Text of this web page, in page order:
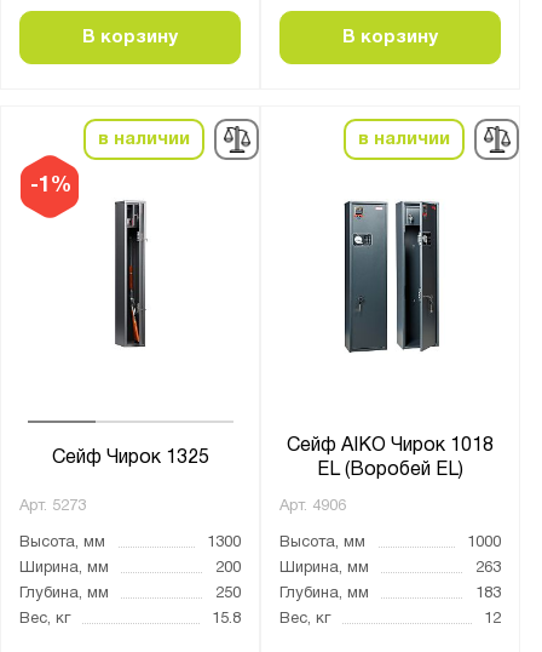
В корзину В корзину
-1%
в наличии
Сейф Чирок 1325
Арт. 5273
Высота, мм
1300
Ширина, мм
200
Глубина, мм
250
Вес, кг
15.8
в наличии
Сейф AIKO Чирок 1018
EL (Воробей EL)
Арт. 4906
Высота, мм
1000
Ширина, мм
263
Глубина, мм
183
Вес, кг
12
Страна производства:
Германия
Производитель:
Меткон
Серия:
Арсенал